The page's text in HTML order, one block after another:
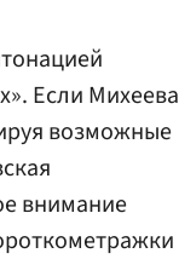
Если Михеева
возможные
внимание